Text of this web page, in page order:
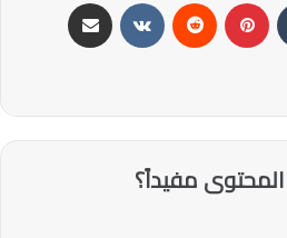
مفيداً؟